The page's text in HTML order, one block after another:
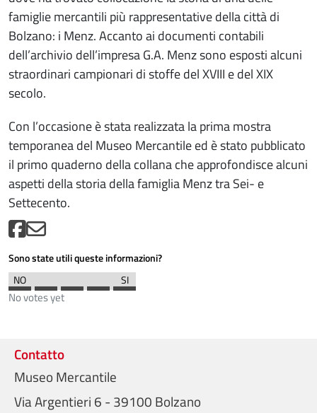
famiglie mercantili più rappresentative della città di
Bolzano: i Menz. Accanto ai documenti contabili
dell’archivio dell’impresa G.A. Menz sono esposti alcuni
straordinari campionari di stoffe del XVIII e del XIX
secolo.
Con l’occasione è stata realizzata la prima mostra
temporanea del Museo Mercantile ed è stato pubblicato
il primo quaderno della collana che approfondisce alcuni
aspetti della storia della famiglia Menz tra Sei- e
Settecento.
Sono state utili queste informazioni?
No votes yet
Contatto
Museo Mercantile
Via Argentieri 6 - 39100 Bolzano